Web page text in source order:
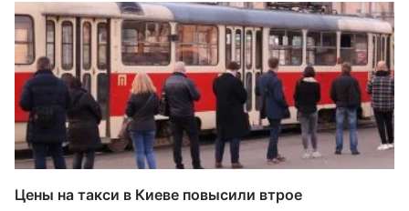
Цены на такси в Киеве повысили втрое